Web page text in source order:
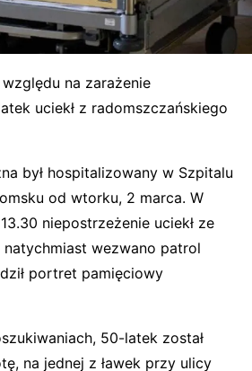
na zarażenie
uciekł z radomszczańskiego
był hospitalizowany w Szpitalu
od wtorku, 2 marca. W
niepostrzeżenie uciekł ze
natychmiast wezwano patrol
portret pamięciowy
50-latek został
na jednej z ławek przy ulicy